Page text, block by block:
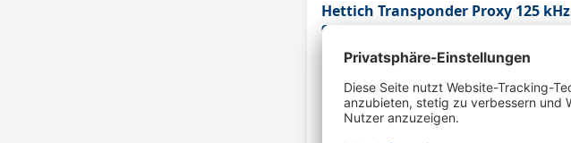
Hettich Transponder Proxy 125 kHz
9314770